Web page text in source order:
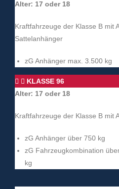
Alter: 17 oder 18
Kraftfahrzeuge der Klasse B mit
Sattelanhänger
zG Anhänger max. 3.500 kg
KLASSE 96
Alter: 17 oder 18
Kraftfahrzeuge der Klasse B mit
zG Anhänger über 750 kg
zG Fahrzeugkombination
kg